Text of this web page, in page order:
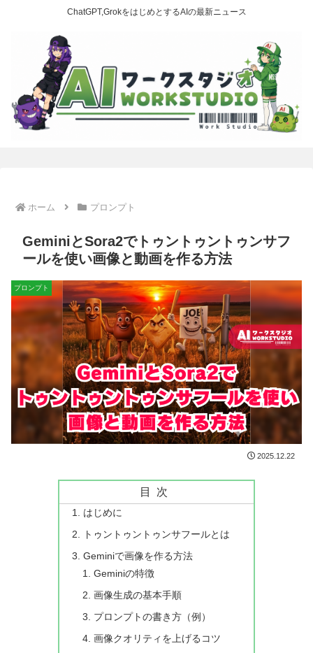
ChatGPT,GrokをはじめとするAIの最新ニュース
ホーム プロンプト
GeminiとSora2でトゥントゥントゥンサフ
ールを使い画像と動画を作る方法
プロンプト
2025.12.22
目次
はじめに
トゥントゥントゥンサフールとは
Geminiで画像を作る方法
Geminiの特徴
画像生成の基本手順
プロンプトの書き方（例）
画像クオリティを上げるコツ